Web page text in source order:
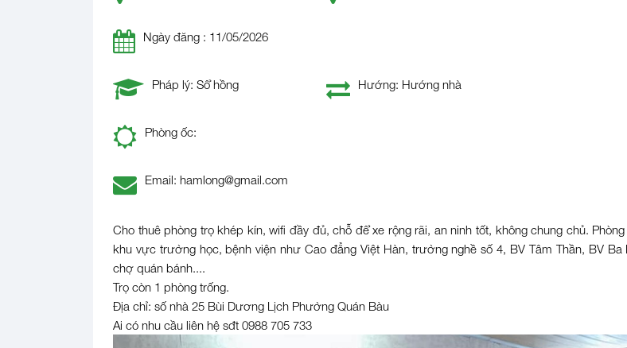
Ngày đăng : 11/05/2026
Pháp lý: Sổ hồng Hướng: Hướng nhà
Phòng ốc:
Email: hamlong@gmail.com
Cho thuê phòng trọ khép kín, wifi đầy đủ, chỗ để xe rộng rãi, an ninh tốt, không chung chủ.
khu vực trường học, bệnh viện như Cao đẳng Việt Hàn, trường nghề số 4, BV Tâm Thần, BV Ba
chợ quán bánh....
Trọ còn 1 phòng trống.
Địa chỉ: số nhà 25 Bùi Dương Lịch Phường Quán Bàu
Ai có nhu cầu liên hệ sđt 0988 705 733